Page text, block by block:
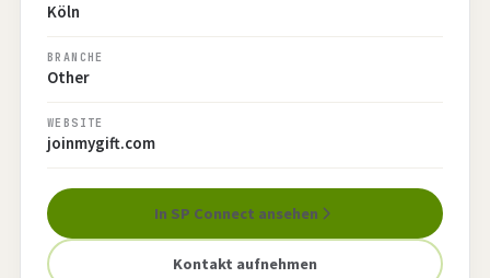
Köln
BRANCHE
Other
WEBSITE
joinmygift.com
In SP Connect ansehen
Kontakt aufnehmen